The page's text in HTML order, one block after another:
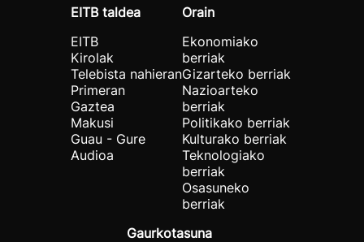
EITB taldea
EITB
Kirolak
Telebista nahieran
Primeran
Gaztea
Makusi
Guau - Gure
Audioa
Orain
Ekonomiako
berriak
Gizarteko berriak
Nazioarteko
berriak
Politikako berriak
Kulturako berriak
Teknologiako
berriak
Osasuneko
berriak
Gaurkotasuna